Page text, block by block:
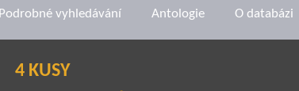
Podrobné vyhledávání Antologie O databázi
4 KUSY